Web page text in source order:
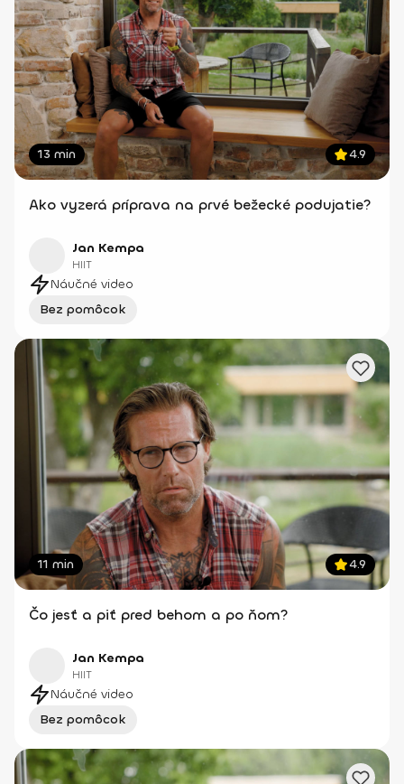
13 min 4.9
Ako vyzerá príprava na prvé bežecké podujatie?
Jan Kempa
HIIT
Náučné video
Bez pomôcok
11 min 4.9
Čo jesť a piť pred behom a po ňom?
Jan Kempa
HIIT
Náučné video
Bez pomôcok